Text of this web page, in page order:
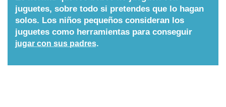
Calculadoras
juguetes, sobre todo si pretendes que lo hagan
solos. Los niños pequeños consideran los
juguetes como herramientas para conseguir
jugar con sus padres.